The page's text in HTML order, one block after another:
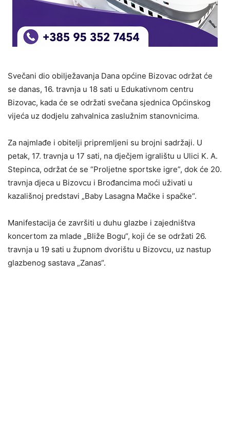
Svečani dio obilježavanja Dana općine Bizovac održat će
se danas, 16. travnja u 18 sati u Edukativnom centru
Bizovac, kada će se održati svečana sjednica Općinskog
vijeća uz dodjelu zahvalnica zaslužnim stanovnicima.
Za najmlađe i obitelji pripremljeni su brojni sadržaji. U
petak, 17. travnja u 17 sati, na dječjem igralištu u Ulici K. A.
Stepinca, održat će se “Proljetne sportske igre”, dok će 20.
travnja djeca u Bizovcu i Brođancima moći uživati u
kazališnoj predstavi „Baby Lasagna Mačke i spačke“.
Manifestacija će završiti u duhu glazbe i zajedništva
koncertom za mlade „Bliže Bogu“, koji će se održati 26.
travnja u 19 sati u župnom dvorištu u Bizovcu, uz nastup
glazbenog sastava „Zanas“.